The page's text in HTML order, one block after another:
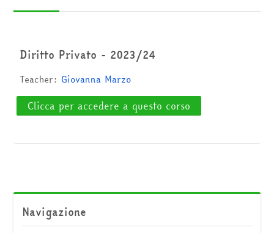
corsi
Diritto Privato - 2023/24
Teacher: Giovanna Marzo
Clicca per accedere a questo corso
Navigazione